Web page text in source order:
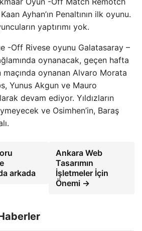
Ayhan’ın Penaltının ilk oyunu.
yaptırımı yok.
-Off Rivese oyunu Galatasaray –
oynanacak, geçen hafta
maçında oynanan Alvaro Morata
Yunus Akgun ve Mauro
devam ediyor. Yıldızların
ve Osimhen’in, Baraş
arkada
Ankara Web
Tasarımın
İşletmeler İçin
Önemi →